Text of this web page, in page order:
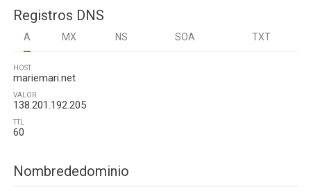
Registros DNS
A MX NS SOA TXT
HOST
mariemari.net
VALOR
138.201.192.205
TTL
60
Nombrededominio